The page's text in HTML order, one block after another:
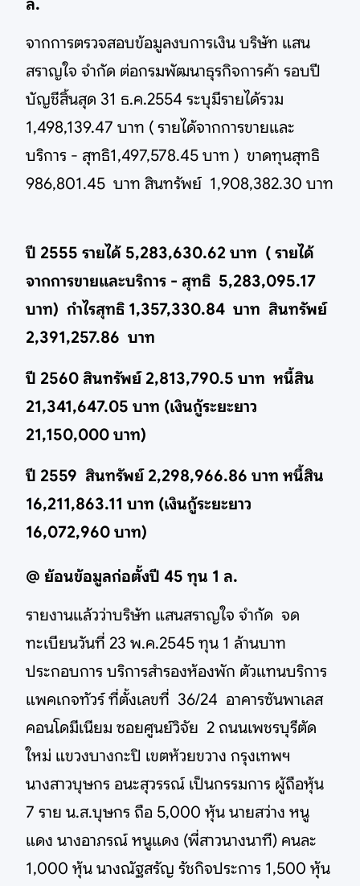
ล.
จากการตรวจสอบข้อมูลงบการเงิน บริษัท แสน
สราญใจ จำกัด ต่อกรมพัฒนาธุรกิจการค้า รอบปี
บัญชีสิ้นสุด 31 ธ.ค.2554 ระบุมีรายได้รวม
1,498,139.47 บาท ( รายได้จากการขายและ
บริการ - สุทธิ1,497,578.45 บาท ) ขาดทุนสุทธิ
986,801.45 บาท สินทรัพย์ 1,908,382.30 บาท
ปี 2555 รายได้ 5,283,630.62 บาท ( รายได้
จากการขายและบริการ - สุทธิ 5,283,095.17
บาท) กำไรสุทธิ 1,357,330.84 บาท สินทรัพย์
2,391,257.86 บาท
ปี 2560 สินทรัพย์ 2,813,790.5 บาท หนี้สิน
21,341,647.05 บาท (เงินกู้ระยะยาว
21,150,000 บาท)
ปี 2559 สินทรัพย์ 2,298,966.86 บาท หนี้สิน
16,211,863.11 บาท (เงินกู้ระยะยาว
16,072,960 บาท)
@ ย้อนข้อมูลก่อตั้งปี 45 ทุน 1 ล.
รายงานแล้วว่าบริษัท แสนสราญใจ จำกัด จด
ทะเบียนวันที่ 23 พ.ค.2545 ทุน 1 ล้านบาท
ประกอบการ บริการสำรองห้องพัก ตัวแทนบริการ
แพคเกจทัวร์ ที่ตั้งเลขที่ 36/24 อาคารซันพาเลส
คอนโดมีเนียม ซอยศูนย์วิจัย 2 ถนนเพชรบุรีตัด
ใหม่ แขวงบางกะปิ เขตห้วยขวาง กรุงเทพฯ
นางสาวบุษกร อนะสุวรรณ์ เป็นกรรมการ ผู้ถือหุ้น
7 ราย น.ส.บุษกร ถือ 5,000 หุ้น นายสว่าง หนู
แดง นางอาภรณ์ หนูแดง (พี่สาวนางนาที) คนละ
1,000 หุ้น นางณัฐสรัญ รัชกิจประการ 1,500 หุ้น